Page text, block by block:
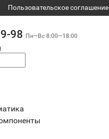
​Пользовательское соглашение
98 Пн—Вс 8:00—18:00